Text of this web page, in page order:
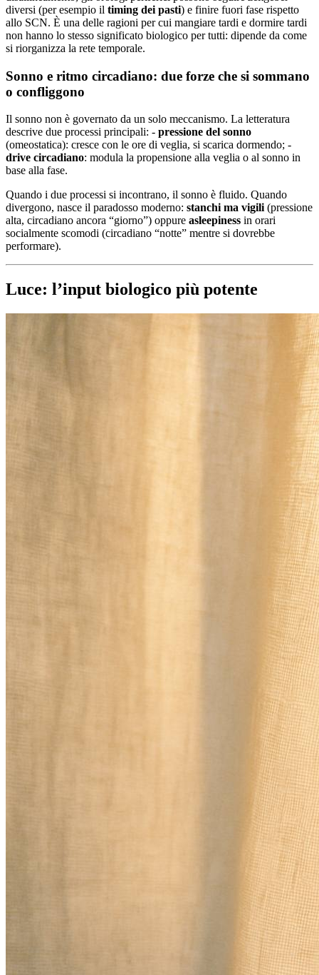
diversi (per esempio il timing dei pasti) e finire fuori fase rispetto
allo SCN. È una delle ragioni per cui mangiare tardi e dormire tardi
non hanno lo stesso significato biologico per tutti: dipende da come
si riorganizza la rete temporale.
Sonno e ritmo circadiano: due forze che si sommano
o confliggono
Il sonno non è governato da un solo meccanismo. La letteratura
descrive due processi principali: - pressione del sonno
(omeostatica): cresce con le ore di veglia, si scarica dormendo; -
drive circadiano: modula la propensione alla veglia o al sonno in
base alla fase.
Quando i due processi si incontrano, il sonno è fluido. Quando
divergono, nasce il paradosso moderno: stanchi ma vigili(pressione
alta, circadiano ancora “giorno”) oppure asleepiness in orari
socialmente scomodi (circadiano “notte” mentre si dovrebbe
performare).
Luce: l’input biologico più potente